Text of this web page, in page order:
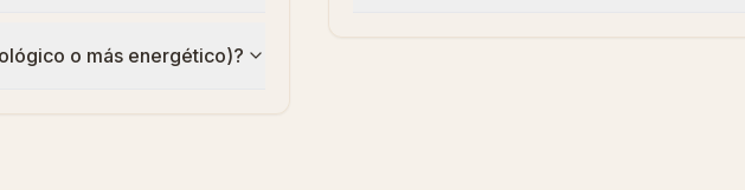
o más energético)?